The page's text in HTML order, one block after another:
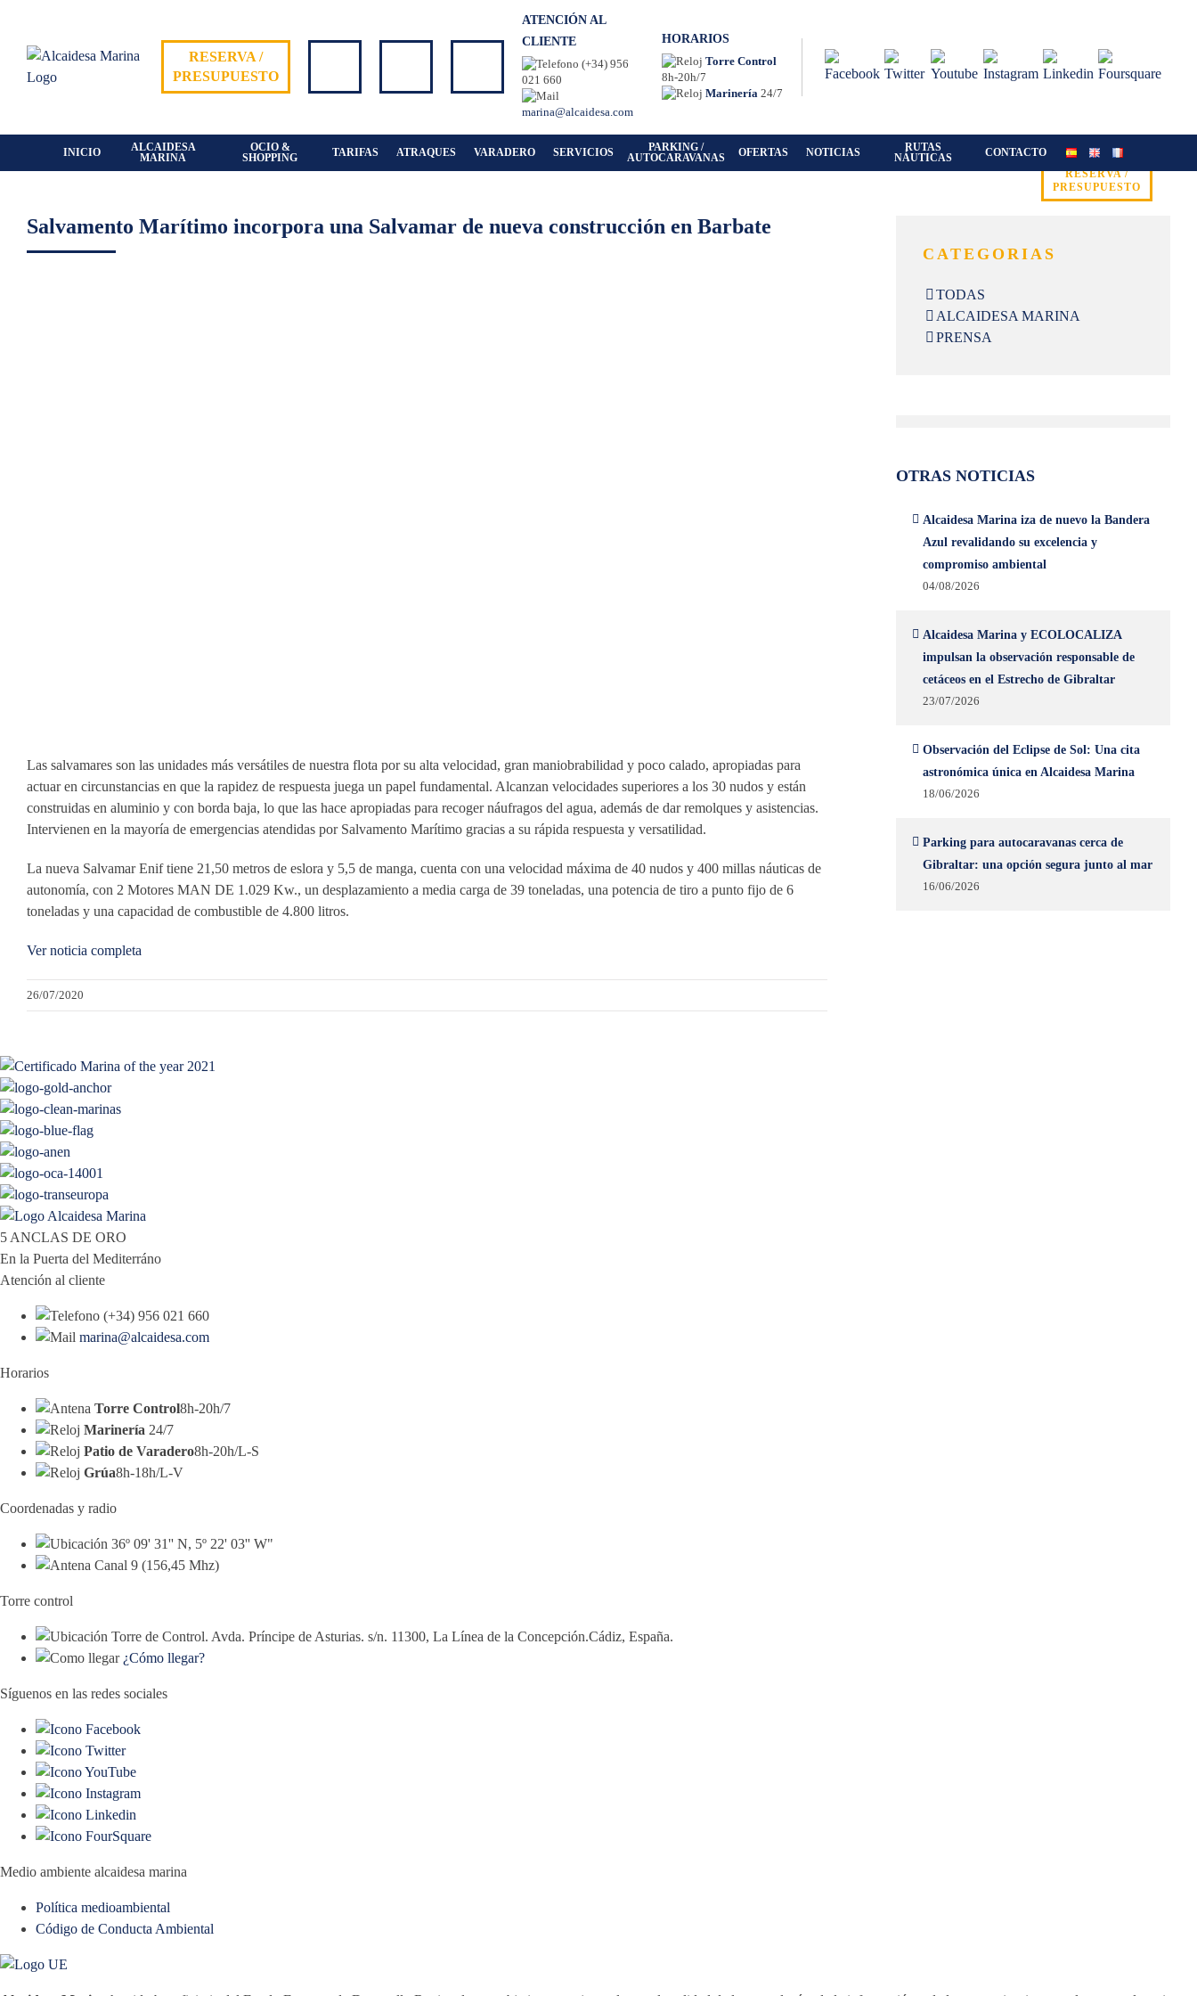
content
RESERVA /
PRESUPUESTO
ATENCIÓN AL
CLIENTE
(+34) 956
021 660
marina@alcaidesa.com
HORARIOS
Torre Control
8h-20h/7
Marinería 24/7
INICIO
ALCAIDESA
MARINA
OCIO &
SHOPPING
TARIFAS ATRAQUES VARADERO SERVICIOS
PARKING /
AUTOCARAVANAS
OFERTAS NOTICIAS
RUTAS
NÁUTICAS
CONTACTO
RESERVA /
PRESUPUESTO
Salvamento Marítimo incorpora una Salvamar de nueva construcción en Barbate
Las salvamares son las unidades más versátiles de nuestra flota por su alta velocidad, gran maniobrabilidad y poco calado, apropiadas para
actuar en circunstancias en que la rapidez de respuesta juega un papel fundamental. Alcanzan velocidades superiores a los 30 nudos y están
construidas en aluminio y con borda baja, lo que las hace apropiadas para recoger náufragos del agua, además de dar remolques y asistencias.
Intervienen en la mayoría de emergencias atendidas por Salvamento Marítimo gracias a su rápida respuesta y versatilidad.
La nueva Salvamar Enif tiene 21,50 metros de eslora y 5,5 de manga, cuenta con una velocidad máxima de 40 nudos y 400 millas náuticas de
autonomía, con 2 Motores MAN DE 1.029 Kw., un desplazamiento a media carga de 39 toneladas, una potencia de tiro a punto fijo de 6
toneladas y una capacidad de combustible de 4.800 litros.
Ver noticia completa
26/07/2020
CATEGORIAS
TODAS
ALCAIDESA MARINA
PRENSA
OTRAS NOTICIAS
Alcaidesa Marina iza de nuevo la Bandera
Azul revalidando su excelencia y
compromiso ambiental
04/08/2026
Alcaidesa Marina y ECOLOCALIZA
impulsan la observación responsable de
cetáceos en el Estrecho de Gibraltar
23/07/2026
Observación del Eclipse de Sol: Una cita
astronómica única en Alcaidesa Marina
18/06/2026
Parking para autocaravanas cerca de
Gibraltar: una opción segura junto al mar
16/06/2026
5 ANCLAS DE ORO
En la Puerta del Mediterráno
Atención al cliente
(+34) 956 021 660
marina@alcaidesa.com
Horarios
Torre Control8h-20h/7
Marinería 24/7
Patio de Varadero8h-20h/L-S
Grúa8h-18h/L-V
Coordenadas y radio
36º 09' 31'' N, 5º 22' 03'' W"
Canal 9 (156,45 Mhz)
Torre control
Torre de Control. Avda. Príncipe de Asturias. s/n. 11300, La Línea de la Concepción.Cádiz, España.
¿Cómo llegar?
Síguenos en las redes sociales
Medio ambiente alcaidesa marina
Política medioambiental
Código de Conducta Ambiental